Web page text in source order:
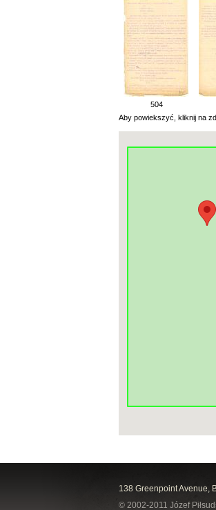
504
Aby powiekszyć, kliknij na
138 Greenpoint Avenue,
© 2002-2011 Józef